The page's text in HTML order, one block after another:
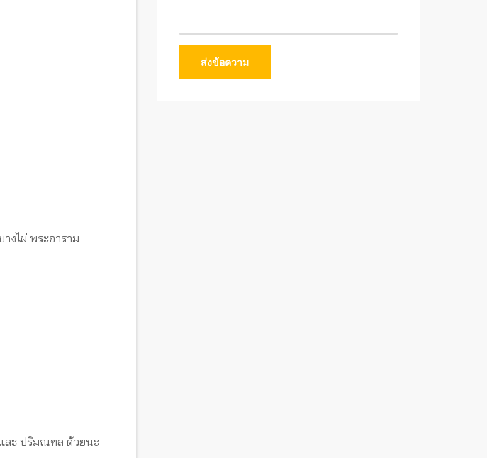
งไผ่ พระอาราม
ละ ปริมณฑล ด้วยนะ
ส่งข้อความ